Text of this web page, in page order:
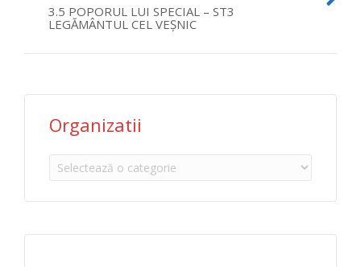
3.5 POPORUL LUI SPECIAL – ST3
LEGĂMÂNTUL CEL VEŞNIC
Organizatii
Organizatii